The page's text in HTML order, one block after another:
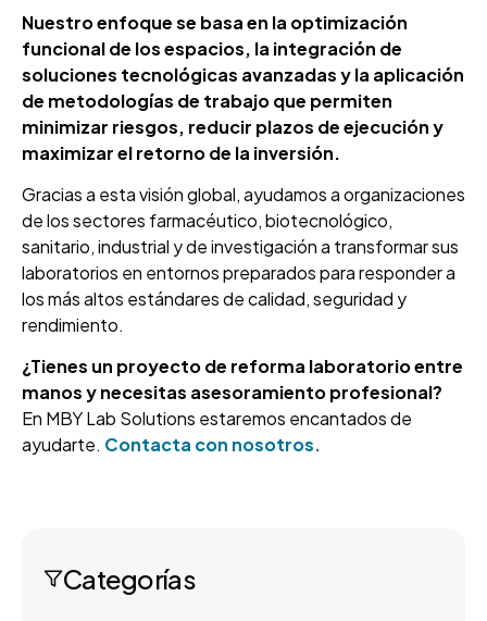
Categorías
Nuestro enfoque se basa en la optimización
funcional de los espacios, la integración de
soluciones tecnológicas avanzadas y la aplicación
de metodologías de trabajo que permiten
minimizar riesgos, reducir plazos de ejecución y
maximizar el retorno de la inversión.
Gracias a esta visión global, ayudamos a organizaciones
de los sectores farmacéutico, biotecnológico,
sanitario, industrial y de investigación a transformar sus
laboratorios en entornos preparados para responder a
los más altos estándares de calidad, seguridad y
rendimiento.
¿Tienes un proyecto de reforma laboratorio entre
manos y necesitas asesoramiento profesional?
En MBY Lab Solutions estaremos encantados de
ayudarte. Contacta con nosotros.